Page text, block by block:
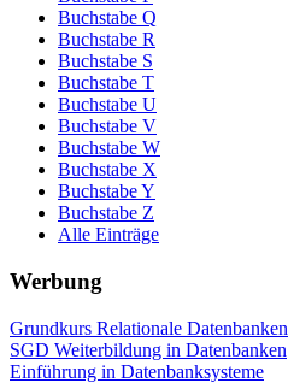
Buchstabe Q
Buchstabe R
Buchstabe S
Buchstabe T
Buchstabe U
Buchstabe V
Buchstabe W
Buchstabe X
Buchstabe Y
Buchstabe Z
Alle Einträge
Werbung
Grundkurs Relationale Datenbanken
SGD Weiterbildung in Datenbanken
Einführung in Datenbanksysteme